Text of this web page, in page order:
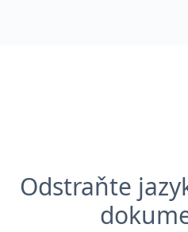
Odstraňte